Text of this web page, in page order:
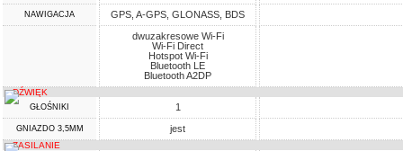
NAWIGACJA
GPS, A-GPS, GLONASS, BDS
dwuzakresowe Wi-Fi
Wi-Fi Direct
Hotspot Wi-Fi
Bluetooth LE
Bluetooth A2DP
DŹWIĘK
GŁOŚNIKI 1
GNIAZDO 3,5MM jest
ZASILANIE